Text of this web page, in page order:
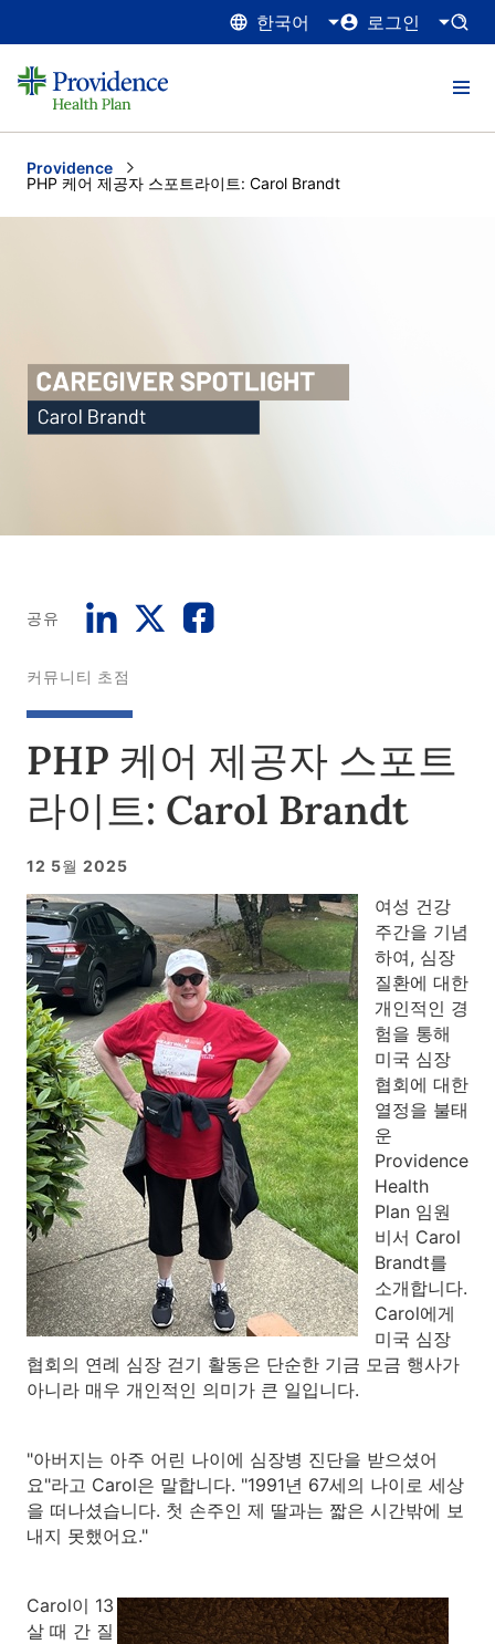
한국어 로그인
Providence
Current:
PHP 케어 제공자 스포트라이트: Carol Brandt
공유
커뮤니티 초점
PHP 케어 제공자 스포트
라이트: Carol Brandt
12 5월 2025
여성 건강
주간을 기념
하여, 심장
질환에 대한
개인적인 경
험을 통해
미국 심장
협회에 대한
열정을 불태
운
Providence
Health
Plan 임원
비서 Carol
Brandt를
소개합니다.
Carol에게
미국 심장
협회의 연례 심장 걷기 활동은 단순한 기금 모금 행사가
아니라 매우 개인적인 의미가 큰 일입니다.
"아버지는 아주 어린 나이에 심장병 진단을 받으셨어
요"라고 Carol은 말합니다. "1991년 67세의 나이로 세상
을 떠나셨습니다. 첫 손주인 제 딸과는 짧은 시간밖에 보
내지 못했어요."
Carol이 13
살 때 간 질